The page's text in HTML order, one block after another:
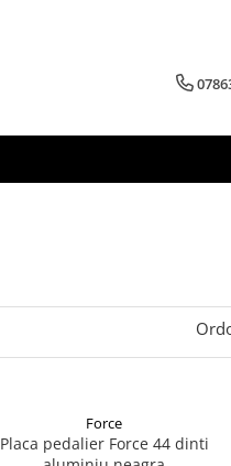
Force
Placa pedalier Force 44 dinti